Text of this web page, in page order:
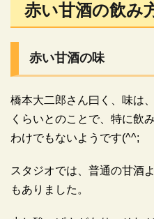
赤い甘酒の飲み
赤い甘酒の味
橋本大二郎さん曰く、味は
くらいとのことで、特に飲
わけでもないようです(^^;
スタジオでは、普通の甘酒
もありました。